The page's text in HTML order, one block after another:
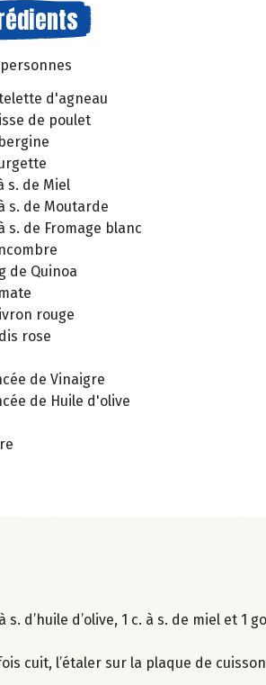
d'agneau
de poulet
s. de Miel
s. de Moutarde
s. de Fromage blanc
de Quinoa
rouge
rose
de Vinaigre
de Huile d'olive
d’huile d’olive, 1 c. à s. de miel et 1
cuit, l’étaler sur la plaque de